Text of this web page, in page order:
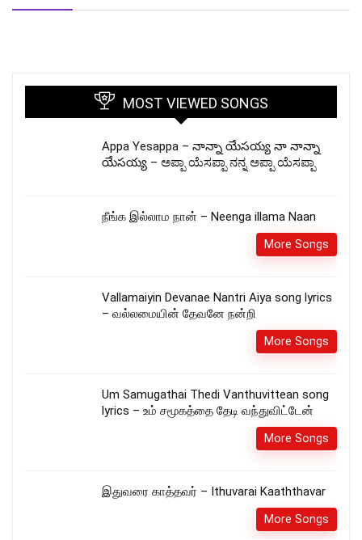
MOST VIEWED SONGS
Appa Yesappa – నాన్నా యేసయ్య నా నాన్నా
యేసయ్య – ಅಪ್ಪಾ ಯೆಸಪ್ಪಾ ನನ್ನ ಅಪ್ಪಾ ಯೆಸಪ್ಪಾ
நீங்க இல்லாம நான் – Neenga illama Naan
More Songs
Vallamaiyin Devanae Nantri Aiya song lyrics
– வல்லமையின் தேவனே நன்றி
More Songs
Um Samugathai Thedi Vanthuvittean song
lyrics – உம் சமூகத்தை தேடி வந்துவிட்டேன்
More Songs
இதுவரை காத்தவர் – Ithuvarai Kaaththavar
More Songs